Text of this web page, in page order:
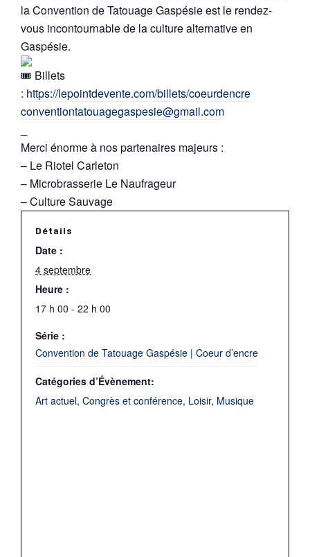
la Convention de Tatouage Gaspésie est le rendez-
vous incontournable de la culture alternative en
Gaspésie.
Billets
: https://lepointdevente.com/billets/coeurdencre
conventiontatouagegaspesie@gmail.com
Merci énorme à nos partenaires majeurs :
– Le Riotel Carleton
– Microbrasserie Le Naufrageur
– Culture Sauvage
Détails
Date :
4 septembre
Heure :
17 h 00 - 22 h 00
Série :
Convention de Tatouage Gaspésie | Coeur d’encre
Catégories d’Évènement:
Art actuel, Congrès et conférence, Loisir, Musique